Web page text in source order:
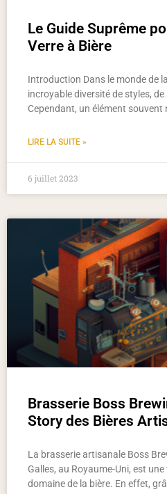
Le Guide Suprême
Verre à Bière
Introduction Dans le monde de
incroyable diversité de styles,
Cependant, un élément souvent
LIRE LA SUITE »
6 juillet 2023
Brasserie Boss
Story des Bières
La brasserie artisanale Boss
Galles, au Royaume-Uni, est
domaine de la bière. En effet,